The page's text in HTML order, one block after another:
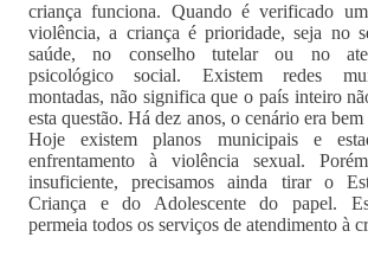
criança funciona. Quando é verificado
violência, a criança é prioridade, seja no
saúde, no conselho tutelar ou no
psicológico social. Existem redes
montadas, não significa que o país inteiro
esta questão. Há dez anos, o cenário era
Hoje existem planos municipais e
enfrentamento à violência sexual.
insuficiente, precisamos ainda tirar o
Criança e do Adolescente do papel.
permeia todos os serviços de atendimento à